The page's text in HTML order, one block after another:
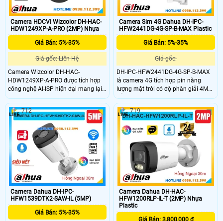
Camera HDCVI Wizcolor DH-HAC-
HDW1249XP-A-PRO (2MP) Nhựa
Giá Bán: 5%-35%
Giá gốc: Liên Hệ
Camera Wizcolor DH-HAC-
HDW1249XP-A-PRO được tích hợp
công nghệ AI-ISP hiện đại mang lại
hình ảnh sắc nét vượt trội cả ngày
lẫn đêm. Góc nhìn rộng 101° và đèn
LED hỗ trợ quan sát ban đêm có
màu lên đến 50m, chống nước IP67
giúp hoạt động ổn định trong điều
kiện thời tiết khắc nghiệt từ -40°C
đến +60°C.
Camera Sim 4G Dahua DH-IPC-
HFW2441DG-4G-SP-B-MAX Plastic
Giá Bán: 5%-35%
Giá gốc:
DH-IPC-HFW2441DG-4G-SP-B-MAX
là camera 4G tích hợp pin năng
lượng mặt trời có độ phân giải 4MP,
hỗ trợ đàm thoại 2 chiều và hồng
ngoại ban đêm lên đến 30m.
Camera cho hình ảnh có màu ban
đêm trong phạm vi 20m, hỗ trợ khe
thẻ nhớ lên đến 512GB, phân biệt
được người và xe. Với tính năng
cảnh báo chủ động bằng đèn chớp
và còi hú, camera lý tưởng lắp đặt
tại những khu vực không có điện.
Camera Dahua DH-IPC-
HFW1539DTK2-SAW-IL (5MP)
Giá Bán: 5%-35%
712
Camera Dahua DH-HAC-
HFW1200RLP-IL-T (2MP) Nhựa
Plastic
Giá Bán: 3,800,000 ₫
719